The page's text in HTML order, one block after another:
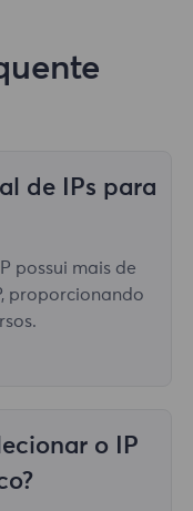
de IPs para
possui mais de
proporcionando
o IP